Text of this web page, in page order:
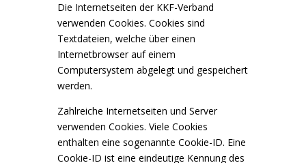
Die Internetseiten der KKF-Verband
verwenden Cookies. Cookies sind
Textdateien, welche über einen
Internetbrowser auf einem
Computersystem abgelegt und gespeichert
werden.
Zahlreiche Internetseiten und Server
verwenden Cookies. Viele Cookies
enthalten eine sogenannte Cookie-ID. Eine
Cookie-ID ist eine eindeutige Kennung des